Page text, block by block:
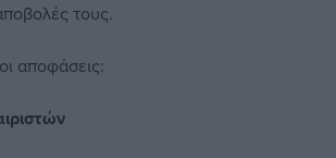
τους.
αποφάσεις: